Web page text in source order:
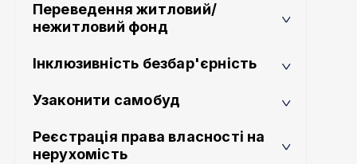
Переведення житловий/
нежитловий фонд
Інклюзивність безбар'єрність
Узаконити самобуд
Реєстрація права власності на
нерухомість